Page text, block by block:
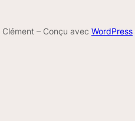
– Conçu avec WordPress